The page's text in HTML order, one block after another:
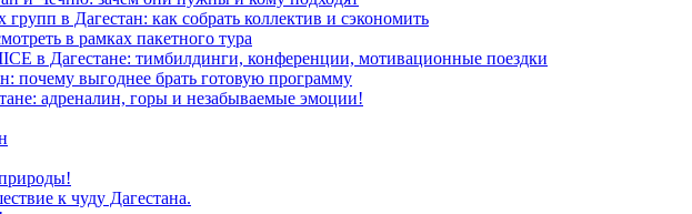
в Дагестан: как собрать коллектив и сэкономить
в рамках пакетного тура
в Дагестане: тимбилдинги, конференции, мотивационные поездки
почему выгоднее брать готовую программу
адреналин, горы и незабываемые эмоции!
к чуду Дагестана.